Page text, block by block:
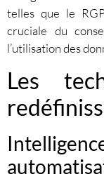
telles que le
cruciale du
l’utilisation des
Les